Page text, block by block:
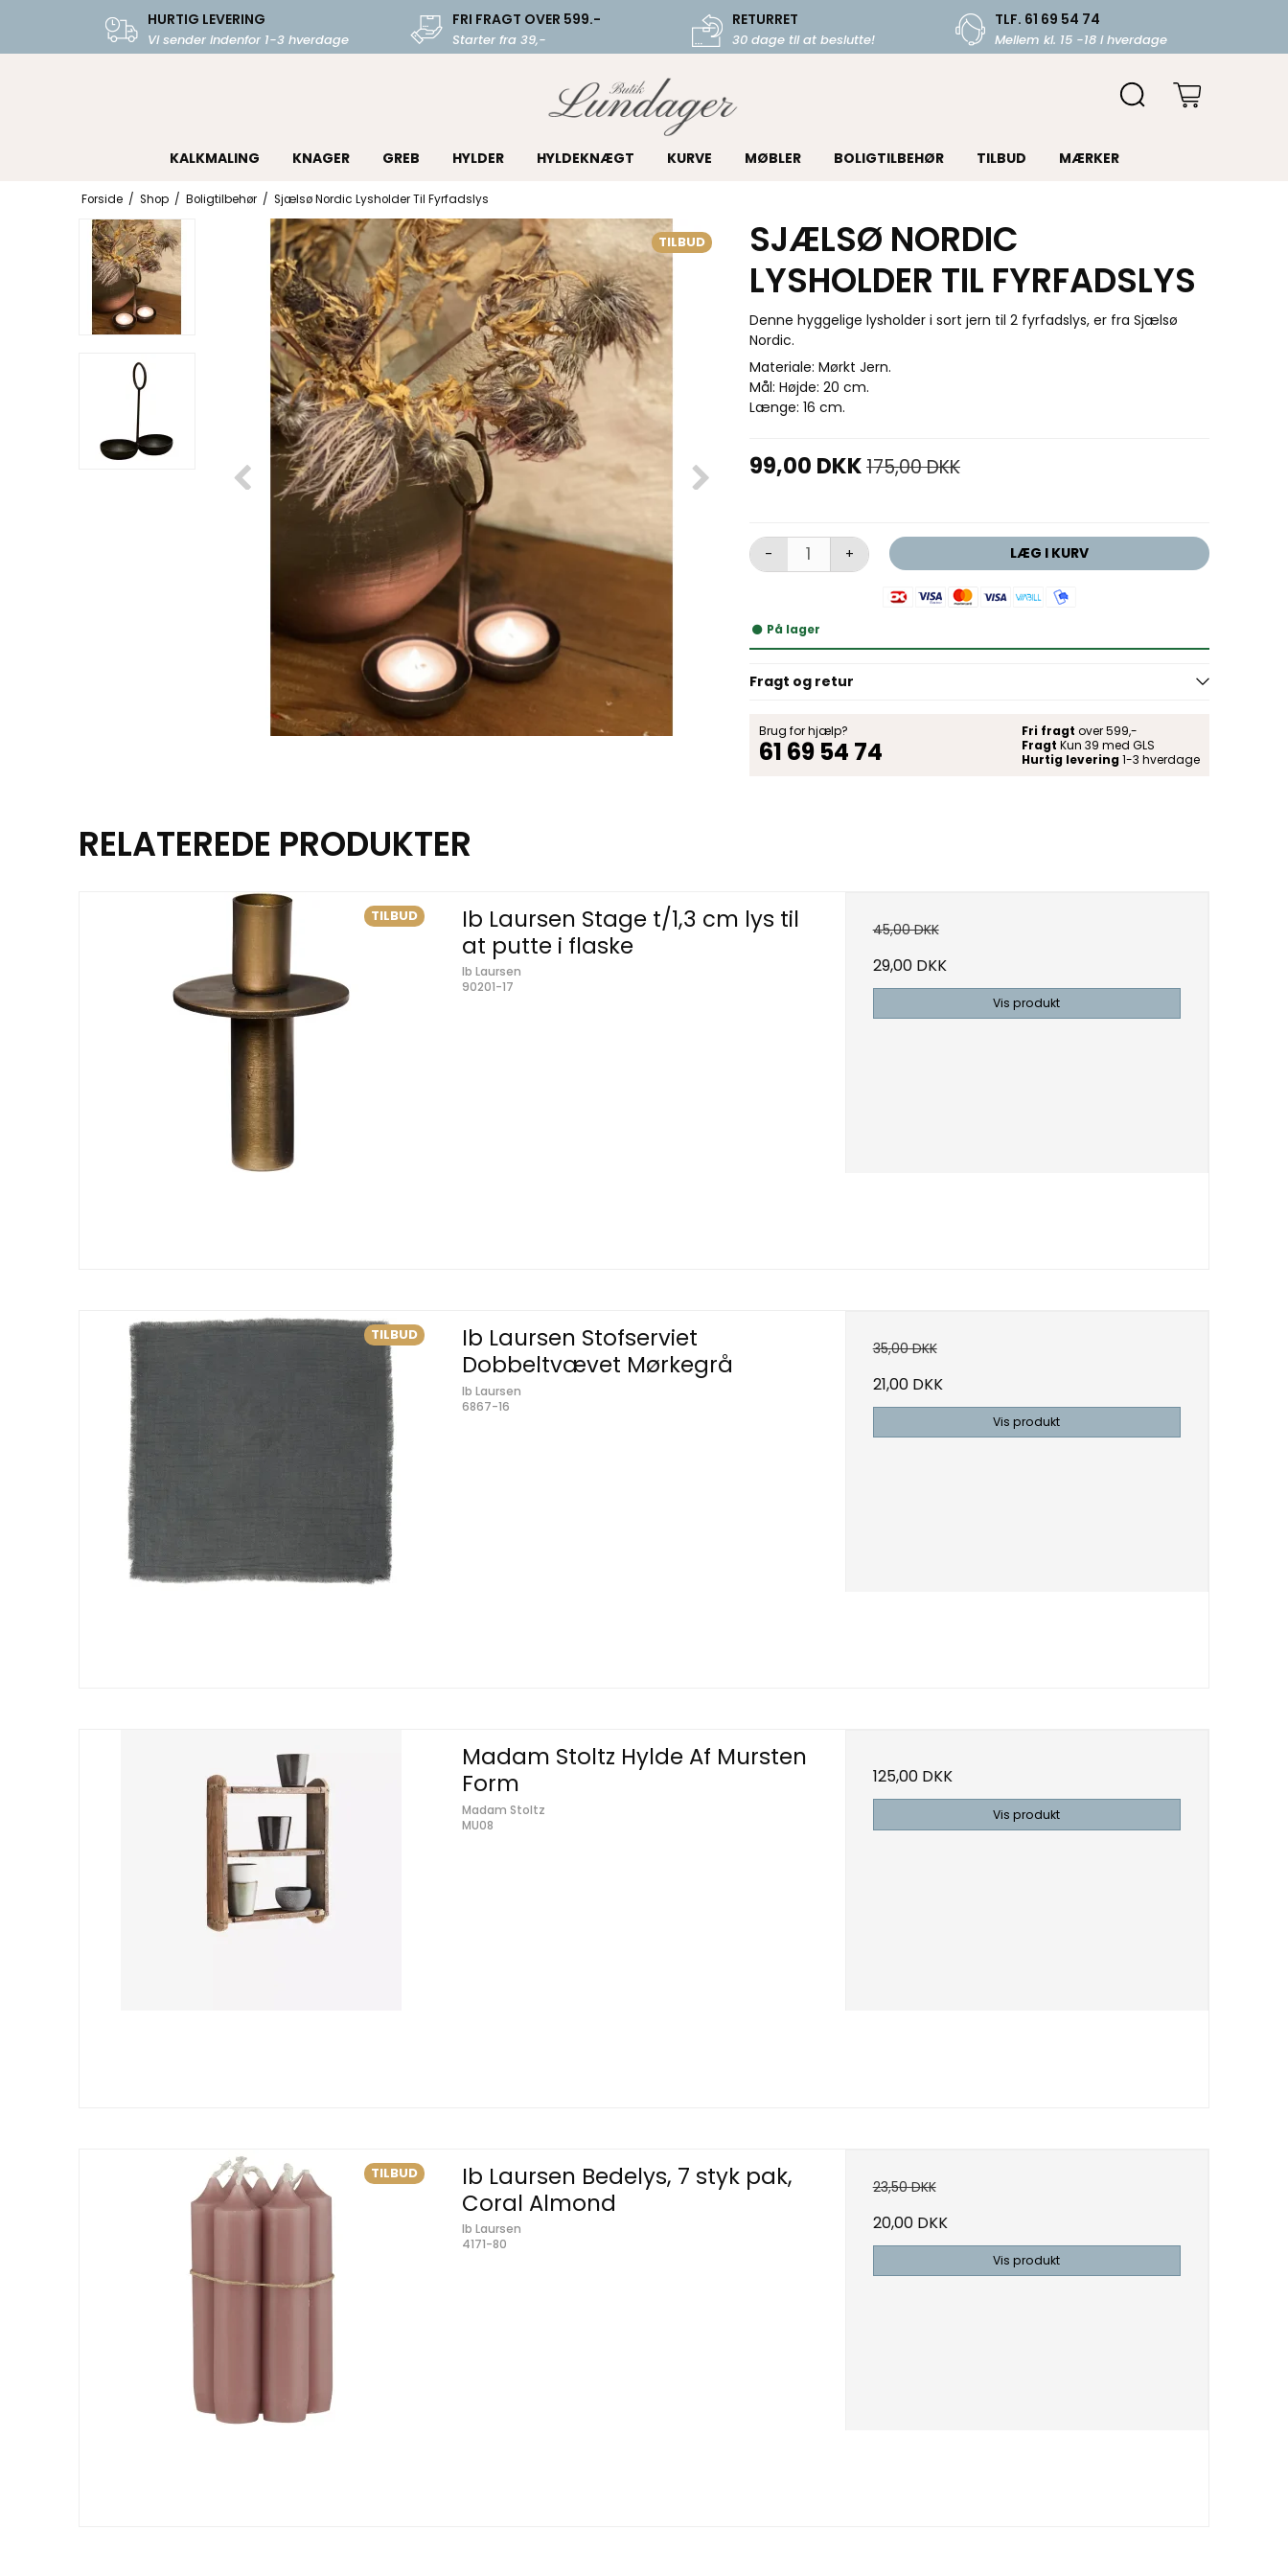
HURTIG LEVERING
Vi sender indenfor 1-3 hverdage
FRI FRAGT OVER 599.-
Starter fra 39,-
RETURRET
30 dage til at beslutte!
TLF. 61 69 54 74
Mellem kl. 15 -18 i hverdage
KALKMALING KNAGER GREB HYLDER HYLDEKNÆGT KURVE MØBLER BOLIGTILBEHØR TILBUD MÆRKER
Forside / Shop / Boligtilbehør / Sjælsø Nordic Lysholder Til Fyrfadslys
TILBUD
SJÆLSØ NORDIC
LYSHOLDER TIL FYRFADSLYS
Denne hyggelige lysholder i sort jern til 2 fyrfadslys, er fra Sjælsø
Nordic.
Materiale: Mørkt Jern.
Mål: Højde: 20 cm.
Længe: 16 cm.
99,00 DKK175,00 DKK
- + LÆG I KURV
På lager
Fragt og retur
Brug for hjælp?
61 69 54 74
Fri fragt over 599,-
Fragt Kun 39 med GLS
Hurtig levering 1-3 hverdage
RELATEREDE PRODUKTER
TILBUD
Ib Laursen Stage t/1,3 cm lys til
at putte i flaske
Ib Laursen
90201-17
45,00 DKK
29,00 DKK
Vis produkt
TILBUD
Ib Laursen Stofserviet
Dobbeltvævet Mørkegrå
Ib Laursen
6867-16
35,00 DKK
21,00 DKK
Vis produkt
Madam Stoltz Hylde Af Mursten
Form
Madam Stoltz
MU08
125,00 DKK
Vis produkt
TILBUD
Ib Laursen Bedelys, 7 styk pak,
Coral Almond
Ib Laursen
4171-80
23,50 DKK
20,00 DKK
Vis produkt